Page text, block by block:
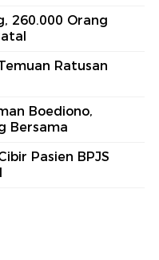
260.000 Orang
Ratusan
Boediono,
Bersama
Pasien BPJS